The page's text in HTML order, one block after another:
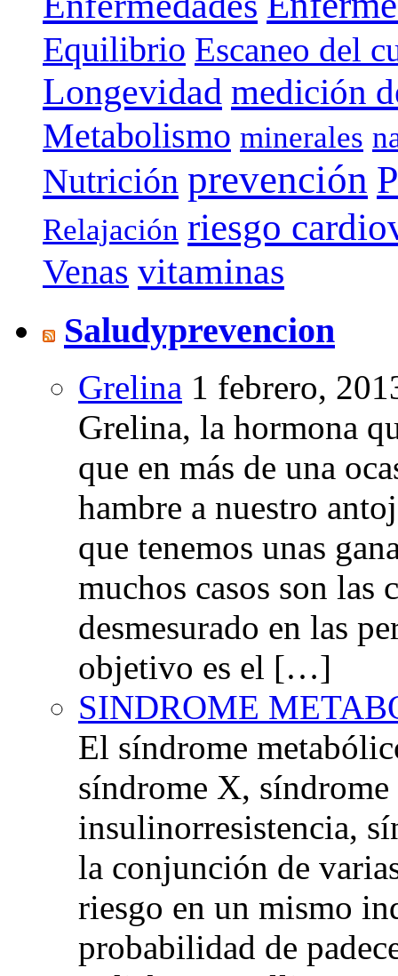
Equilibrio Escaneo del
Longevidad medición
Metabolismo minerales
Nutrición prevención
Relajación riesgo
Venas vitaminas
Saludyprevencion
Grelina 1 febrero,
Grelina, la hormona
que en más de una
hambre a nuestro
que tenemos unas
muchos casos son las
desmesurado en las
objetivo es el […]
SINDROME
El síndrome
síndrome X,
insulinorresistencia,
la conjunción de
riesgo en un mismo
probabilidad de